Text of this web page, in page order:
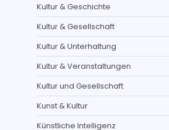
Kultur & Geschichte
Kultur & Gesellschaft
Kultur & Unterhaltung
Kultur & Veranstaltungen
Kultur und Gesellschaft
Kunst & Kultur
Künstliche Intelligenz